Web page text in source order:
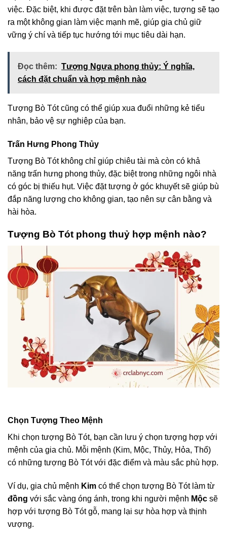
việc. Đặc biệt, khi được đặt trên bàn làm việc, tượng sẽ tạo
ra một không gian làm việc mạnh mẽ, giúp gia chủ giữ
vững ý chí và tiếp tục hướng tới mục tiêu dài hạn.
Đọc thêm: Tượng Ngựa phong thủy: Ý nghĩa,
cách đặt chuẩn và hợp mệnh nào
Tượng Bò Tót cũng có thể giúp xua đuổi những kẻ tiểu
nhân, bảo vệ sự nghiệp của bạn.
Trấn Hưng Phong Thủy
Tượng Bò Tót không chỉ giúp chiêu tài mà còn có khả
năng trấn hưng phong thủy, đặc biệt trong những ngôi nhà
có góc bị thiếu hụt. Việc đặt tượng ở góc khuyết sẽ giúp bù
đắp năng lượng cho không gian, tạo nên sự cân bằng và
hài hòa.
Tượng Bò Tót phong thuỷ hợp mệnh nào?
Chọn Tượng Theo Mệnh
Khi chọn tượng Bò Tót, bạn cần lưu ý chọn tượng hợp với
mệnh của gia chủ. Mỗi mệnh (Kim, Mộc, Thủy, Hỏa, Thổ)
có những tượng Bò Tót với đặc điểm và màu sắc phù hợp.
Ví dụ, gia chủ mệnh Kim có thể chọn tượng Bò Tót làm từ
đồng với sắc vàng óng ánh, trong khi người mệnh Mộc sẽ
hợp với tượng Bò Tót gỗ, mang lại sự hòa hợp và thịnh
vượng.